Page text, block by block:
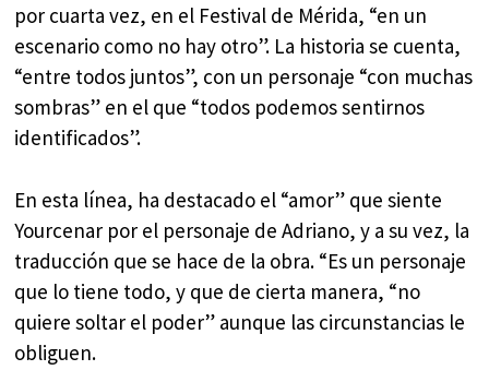
por cuarta vez, en el Festival de Mérida, “en un
escenario como no hay otro”. La historia se cuenta,
“entre todos juntos”, con un personaje “con muchas
sombras” en el que “todos podemos sentirnos
identificados”.
En esta línea, ha destacado el “amor” que siente
Yourcenar por el personaje de Adriano, y a su vez, la
traducción que se hace de la obra. “Es un personaje
que lo tiene todo, y que de cierta manera, “no
quiere soltar el poder” aunque las circunstancias le
obliguen.